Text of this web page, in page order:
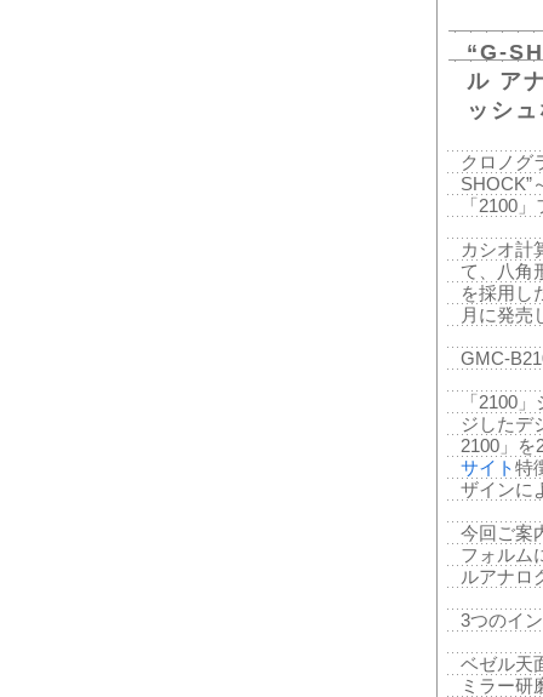
“G-
ル ア
ッシ
クロノグ
SHOCK”
「2100
カシオ計
て、八角
を採用し
月に発売
GMC-
「2100
ジしたデ
2100」を
サイト特
ザインに
今回ご案
フォルム
ルアナロ
3つのイ
ベゼル天
ミラー研